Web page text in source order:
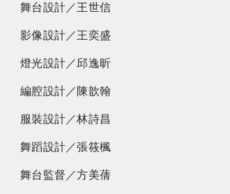
舞台設計／王世信
影像設計／王奕盛
燈光設計／邱逸昕
編腔設計／陳歆翰
服裝設計／林詩昌
舞蹈設計／張筱楓
舞台監督／方美蒨